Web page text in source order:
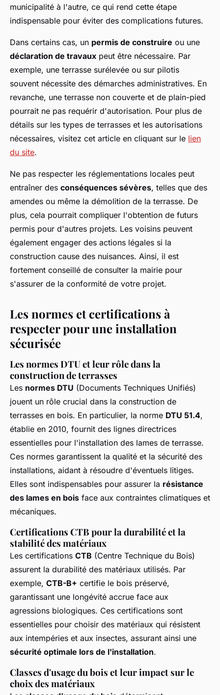
municipalité à l'autre, ce qui rend cette étape
indispensable pour éviter des complications futures.
Dans certains cas, un permis de construire ou une
déclaration de travaux peut être nécessaire. Par
exemple, une terrasse surélevée ou sur pilotis
souvent nécessite des démarches administratives. En
revanche, une terrasse non couverte et de plain-pied
pourrait ne pas requérir d'autorisation. Pour plus de
détails sur les types de terrasses et les autorisations
nécessaires, visitez cet article en cliquant sur le lien
du site.
Ne pas respecter les réglementations locales peut
entraîner des conséquences sévères, telles que des
amendes ou même la démolition de la terrasse. De
plus, cela pourrait compliquer l'obtention de futurs
permis pour d'autres projets. Les voisins peuvent
également engager des actions légales si la
construction cause des nuisances. Ainsi, il est
fortement conseillé de consulter la mairie pour
s'assurer de la conformité de votre projet.
Les normes et certifications à
respecter pour une installation
sécurisée
Les normes DTU et leur rôle dans la
construction de terrasses
Les normes DTU (Documents Techniques Unifiés)
jouent un rôle crucial dans la construction de
terrasses en bois. En particulier, la norme DTU 51.4,
établie en 2010, fournit des lignes directrices
essentielles pour l'installation des lames de terrasse.
Ces normes garantissent la qualité et la sécurité des
installations, aidant à résoudre d'éventuels litiges.
Elles sont indispensables pour assurer la résistance
des lames en bois face aux contraintes climatiques et
mécaniques.
Certifications CTB pour la durabilité et la
stabilité des matériaux
Les certifications CTB (Centre Technique du Bois)
assurent la durabilité des matériaux utilisés. Par
exemple, CTB-B+ certifie le bois préservé,
garantissant une longévité accrue face aux
agressions biologiques. Ces certifications sont
essentielles pour choisir des matériaux qui résistent
aux intempéries et aux insectes, assurant ainsi une
sécurité optimale lors de l'installation.
Classes d'usage du bois et leur impact sur le
choix des matériaux